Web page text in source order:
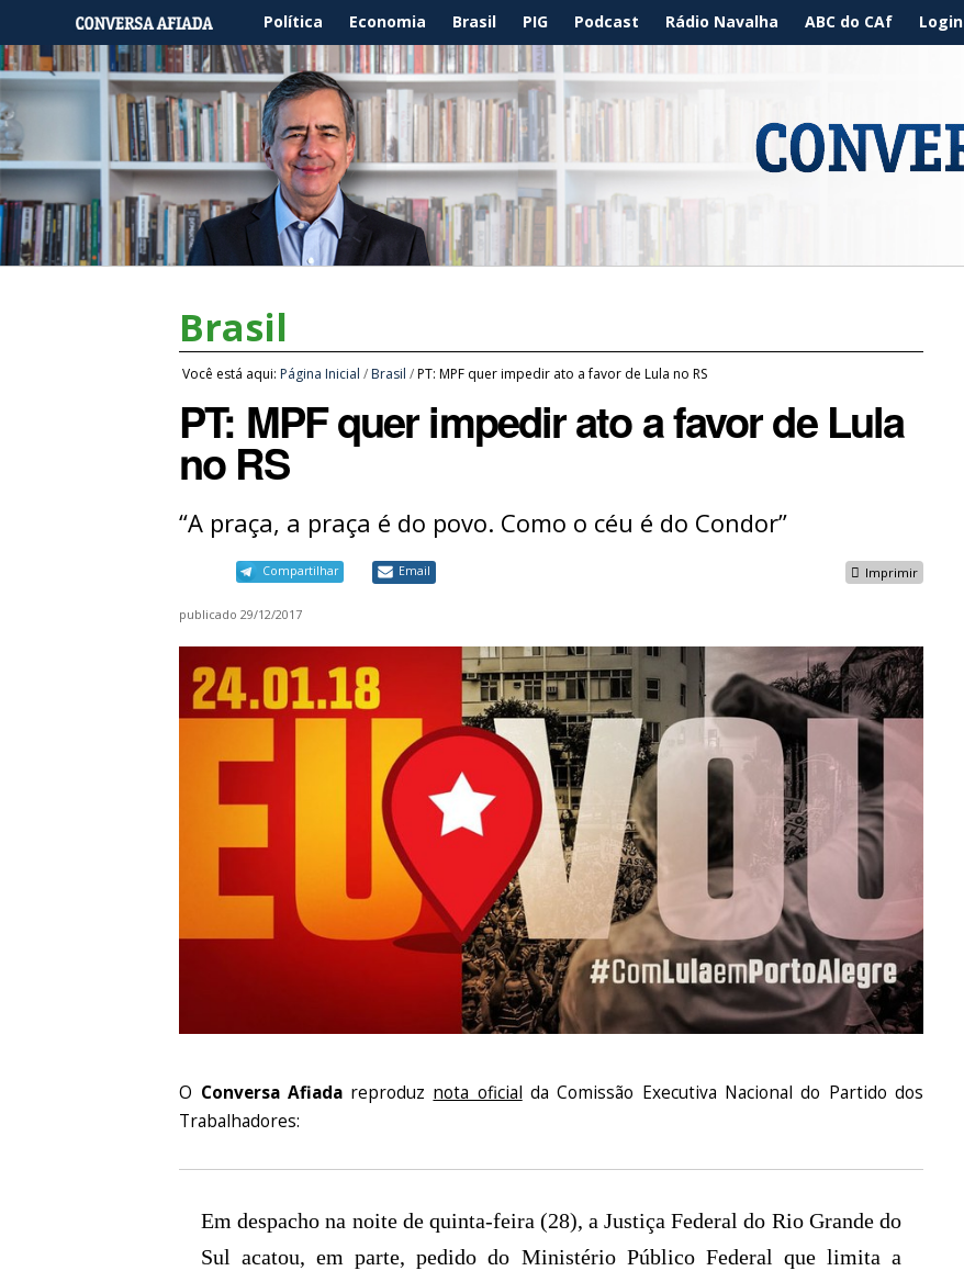
Política Economia Brasil PIG Podcast Rádio Navalha ABC do CAf Login
Brasil
Você está aqui: Página Inicial / Brasil /PT: MPF quer impedir ato a favor de Lula no RS
PT: MPF quer impedir ato a favor de Lula
no RS
“A praça, a praça é do povo. Como o céu é do Condor”
Compartilhar Email Imprimir
publicado 29/12/2017
O Conversa Afiadareproduz nota oficial da Comissão Executiva Nacional do Partido dos
Trabalhadores:
Em despacho na noite de quinta-feira (28), a Justiça Federal do Rio Grande do
Sul acatou, em parte, pedido do Ministério Público Federal que limita a